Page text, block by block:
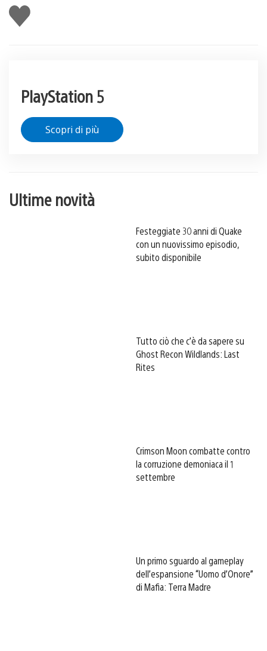
Mi
piace
PlayStation 5
Scopri di più
Ultime novità
Festeggiate 30 anni di Quake
con un nuovissimo episodio,
subito disponibile
Tutto ciò che c’è da sapere su
Ghost Recon Wildlands: Last
Rites
Crimson Moon combatte contro
la corruzione demoniaca il 1
settembre
Un primo sguardo al gameplay
dell’espansione “Uomo d’Onore”
di Mafia: Terra Madre